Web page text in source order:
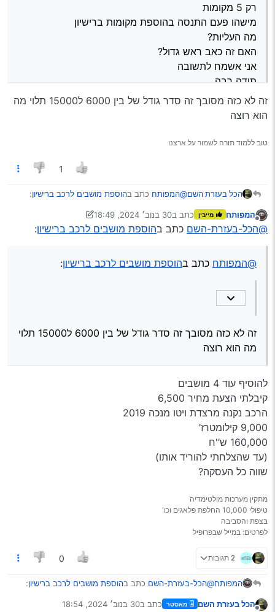
רק 5 מקומות
מישהו פעם התנסה בהוספת מקומות ברישיון
מה העליות?
האם זה כאב ראש גדול?
אני אשמח לתשובה
תודה רבה
זה לא כזה מסובך זה סדר גודל של בין 6000 ל15000 תלוי מה
הוא רוצה
טוב ללמוד תורה לשמור על ארצנו
1
הכל בעזרת השם@המפותח כתב בהוספת מושבים לרכב ברישיון:
שלום חברים!
מישהו פעם התנסה בהוספת מקומות ברישיון
ל15000 תלוי מה הוא רוצה
מנותק
המפותח מייבין כתב ב30 בנוב׳ 2024, 18:49
נערך לאחרונה על ידי המפותח
@הכל-בעזרת-השם כתב בהוספת מושבים לרכב ברישיון:
@המפותח כתב בהוספת מושבים לרכב ברישיון:
זה לא כזה מסובך זה סדר גודל של בין 6000 ל15000 תלוי
מה הוא רוצה
להוסיף עוד 4 מושבים
קיבלתי הצעת מחיר 6,500
הרכב נקנה מרצדת ויטו מנכה 2019
9,000 קילומטרז’
160,000 ש’'ח
(עד שהצלחתי להוריד אותו)
שווה כל העסקה?
מתקין מערכות מולטימדיה
טיפולי 10,000 החלפת פלאגים וכו'
בצפת והסביבה
לפרטים: במייל שבפרופיל
2 תגובות 0
המפותח@הכל-בעזרת-השם כתב בהוספת מושבים לרכב ברישיון:
הכל בעזרת השם מאסטר כתב ב30 בנוב׳ 2024, 18:54
נערך לאחרונה על ידי